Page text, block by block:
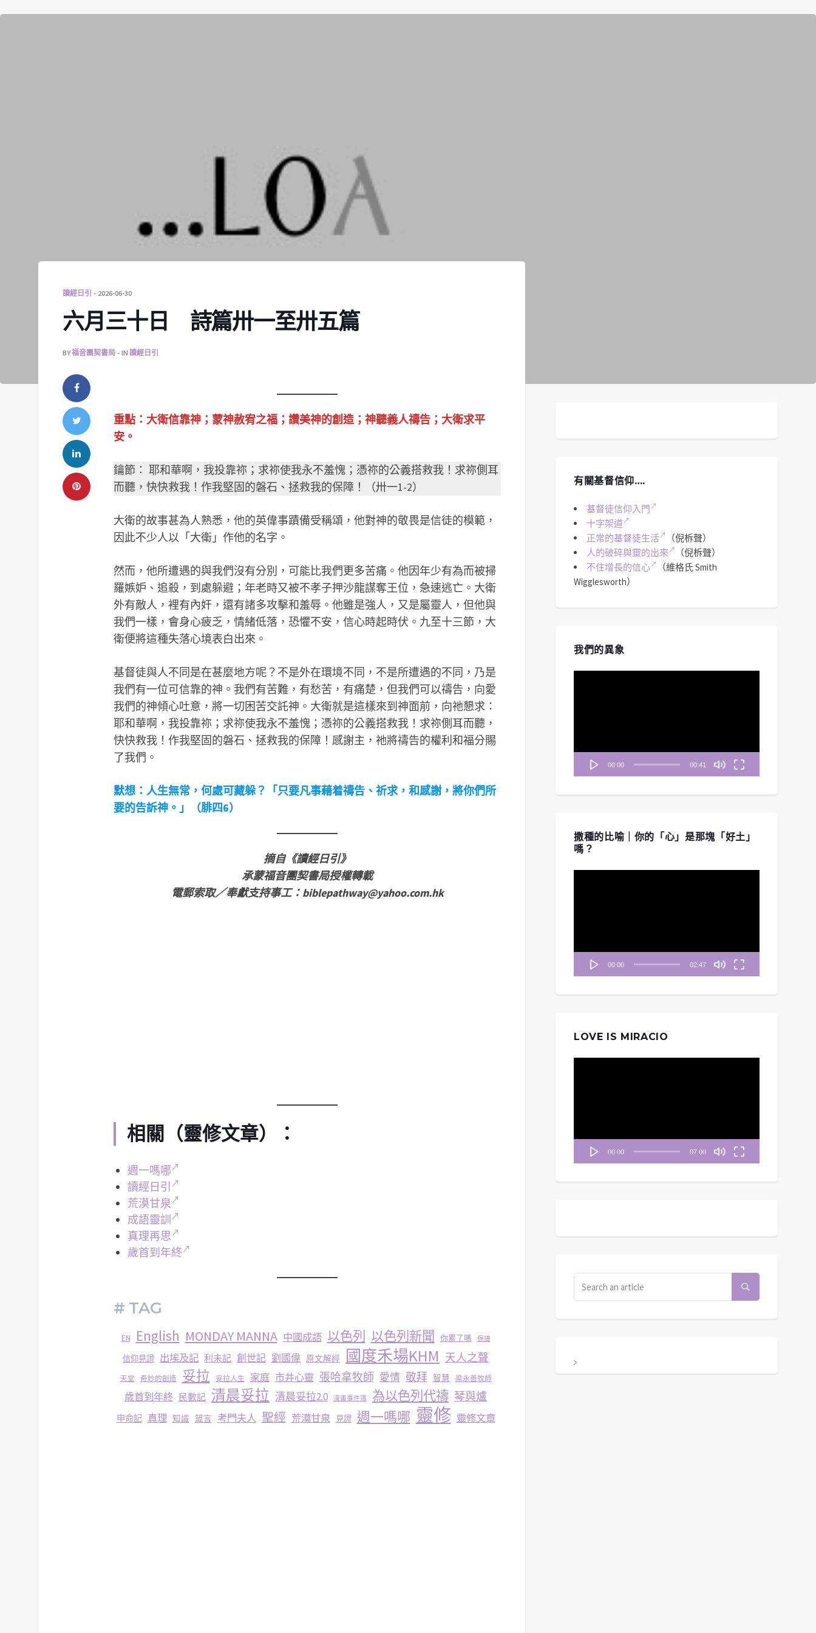
讀經日引 2026-06-30
六月三十日 詩篇卅一至卅五篇
BY福音團契書局 IN 讀經日引
重點：大衛信靠神；蒙神赦宥之福；讚美神的創造；神聽義人禱告；大衛求平
安。
鑰節： 耶和華啊，我投靠祢；求祢使我永不羞愧；憑祢的公義搭救我！求祢側耳
而聽，快快救我！作我堅固的磐石、拯救我的保障！（卅一1-2）
大衛的故事甚為人熟悉，他的英偉事蹟備受稱頌，他對神的敬畏是信徒的模範，
因此不少人以「大衛」作他的名字。
然而，他所遭遇的與我們沒有分別，可能比我們更多苦痛。他因年少有為而被掃
羅嫉妒、追殺，到處躲避；年老時又被不孝子押沙龍謀奪王位，急速逃亡。大衛
外有敵人，裡有內奸，還有諸多攻擊和羞辱。他雖是強人，又是屬靈人，但他與
我們一樣，會身心疲乏，情緒低落，恐懼不安，信心時起時伏。九至十三節，大
衛便將這種失落心境表白出來。
基督徒與人不同是在甚麼地方呢？不是外在環境不同，不是所遭遇的不同，乃是
我們有一位可信靠的神。我們有苦難，有愁苦，有痛楚，但我們可以禱告，向愛
我們的神傾心吐意，將一切困苦交託神。大衛就是這樣來到神面前，向祂懇求：
耶和華啊，我投靠祢；求祢使我永不羞愧；憑祢的公義搭救我！求祢側耳而聽，
快快救我！作我堅固的磐石、拯救我的保障！感謝主，祂將禱告的權利和福分賜
了我們。
默想：人生無常，何處可藏躲？「只要凡事藉着禱告、祈求，和感謝，將你們所
要的告訴神。」（腓四6）
摘自《讀經日引》
承蒙福音團契書局授權轉載
電郵索取／奉獻支持事工： biblepathway@yahoo.com.hk
相關（靈修文章）：
週一嗎哪
讀經日引
荒漠甘泉
成語靈訓
真理再思
歲首到年終
# TAG
EN English MONDAY MANNA 中國成語 以色列 以色列新聞 你累了嗎 保捷
信仰見證 出埃及記 利未記 創世記 劉國偉 原文解經 國度禾場KHM 天人之聲
天堂 奇妙的創造 妥拉 妥拉人生 家庭 市井心靈 張哈拿牧師 愛情 敬拜 智慧 梁永善牧師
歳首到年終 民數記 清晨妥拉 清晨妥拉2.0 漫畫事件簿 為以色列代禱 琴與爐
申命記 真理 知識 箴言 考門夫人 聖經 荒漠甘泉 見證 週一嗎哪 靈修 靈修文章
有關基督信仰….
基督徒信仰入門
十字架道
正常的基督徒生活
（倪柝聲）
人的破碎與靈的出來
（倪柝聲）
不住增長的信心
（維格氏 Smith
Wigglesworth）
我們的異象
00:00 00:41
撒種的比喻｜你的「心」是那塊「好土」
嗎？
00:00 02:47
LOVE IS MIRACIO
00:00 07:00